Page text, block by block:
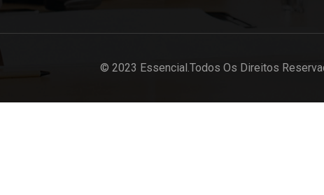
© 2023 Essencial.Todos Os Direitos